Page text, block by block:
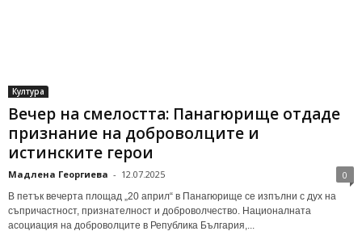
Култура
Вечер на смелостта: Панагюрище отдаде
признание на доброволците и
истинските герои
Мадлена Георгиева - 12.07.2025 0
В петък вечерта площад „20 април“ в Панагюрище се изпълни с дух на
съпричастност, признателност и доброволчество. Националната
асоциация на доброволците в Република България,...